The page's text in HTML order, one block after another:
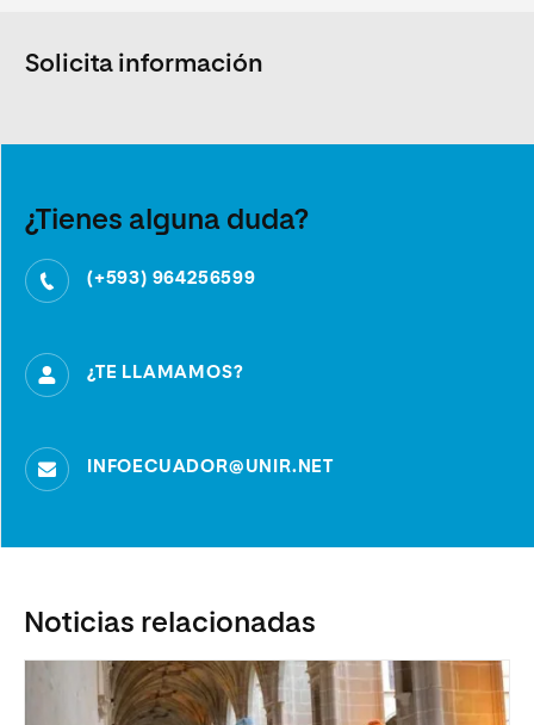
Solicita información
¿Tienes alguna duda?
(+593) 964256599
¿TE LLAMAMOS?
INFOECUADOR@UNIR.NET
Noticias relacionadas